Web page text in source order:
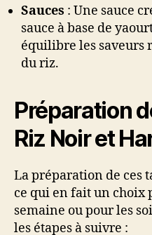
Sauces : Une sauce
sauce à base de
équilibre les saveurs
du riz.
Préparation
Riz Noir et
La préparation de ces
ce qui en fait un choix
semaine ou pour les
les étapes à suivre :